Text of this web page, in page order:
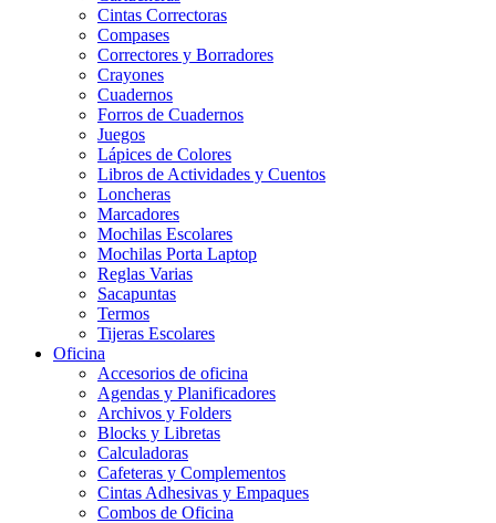
Cintas Correctoras
Compases
Correctores y Borradores
Crayones
Cuadernos
Forros de Cuadernos
Juegos
Lápices de Colores
Libros de Actividades y Cuentos
Loncheras
Marcadores
Mochilas Escolares
Mochilas Porta Laptop
Reglas Varias
Sacapuntas
Termos
Tijeras Escolares
Oficina
Accesorios de oficina
Agendas y Planificadores
Archivos y Folders
Blocks y Libretas
Calculadoras
Cafeteras y Complementos
Cintas Adhesivas y Empaques
Combos de Oficina